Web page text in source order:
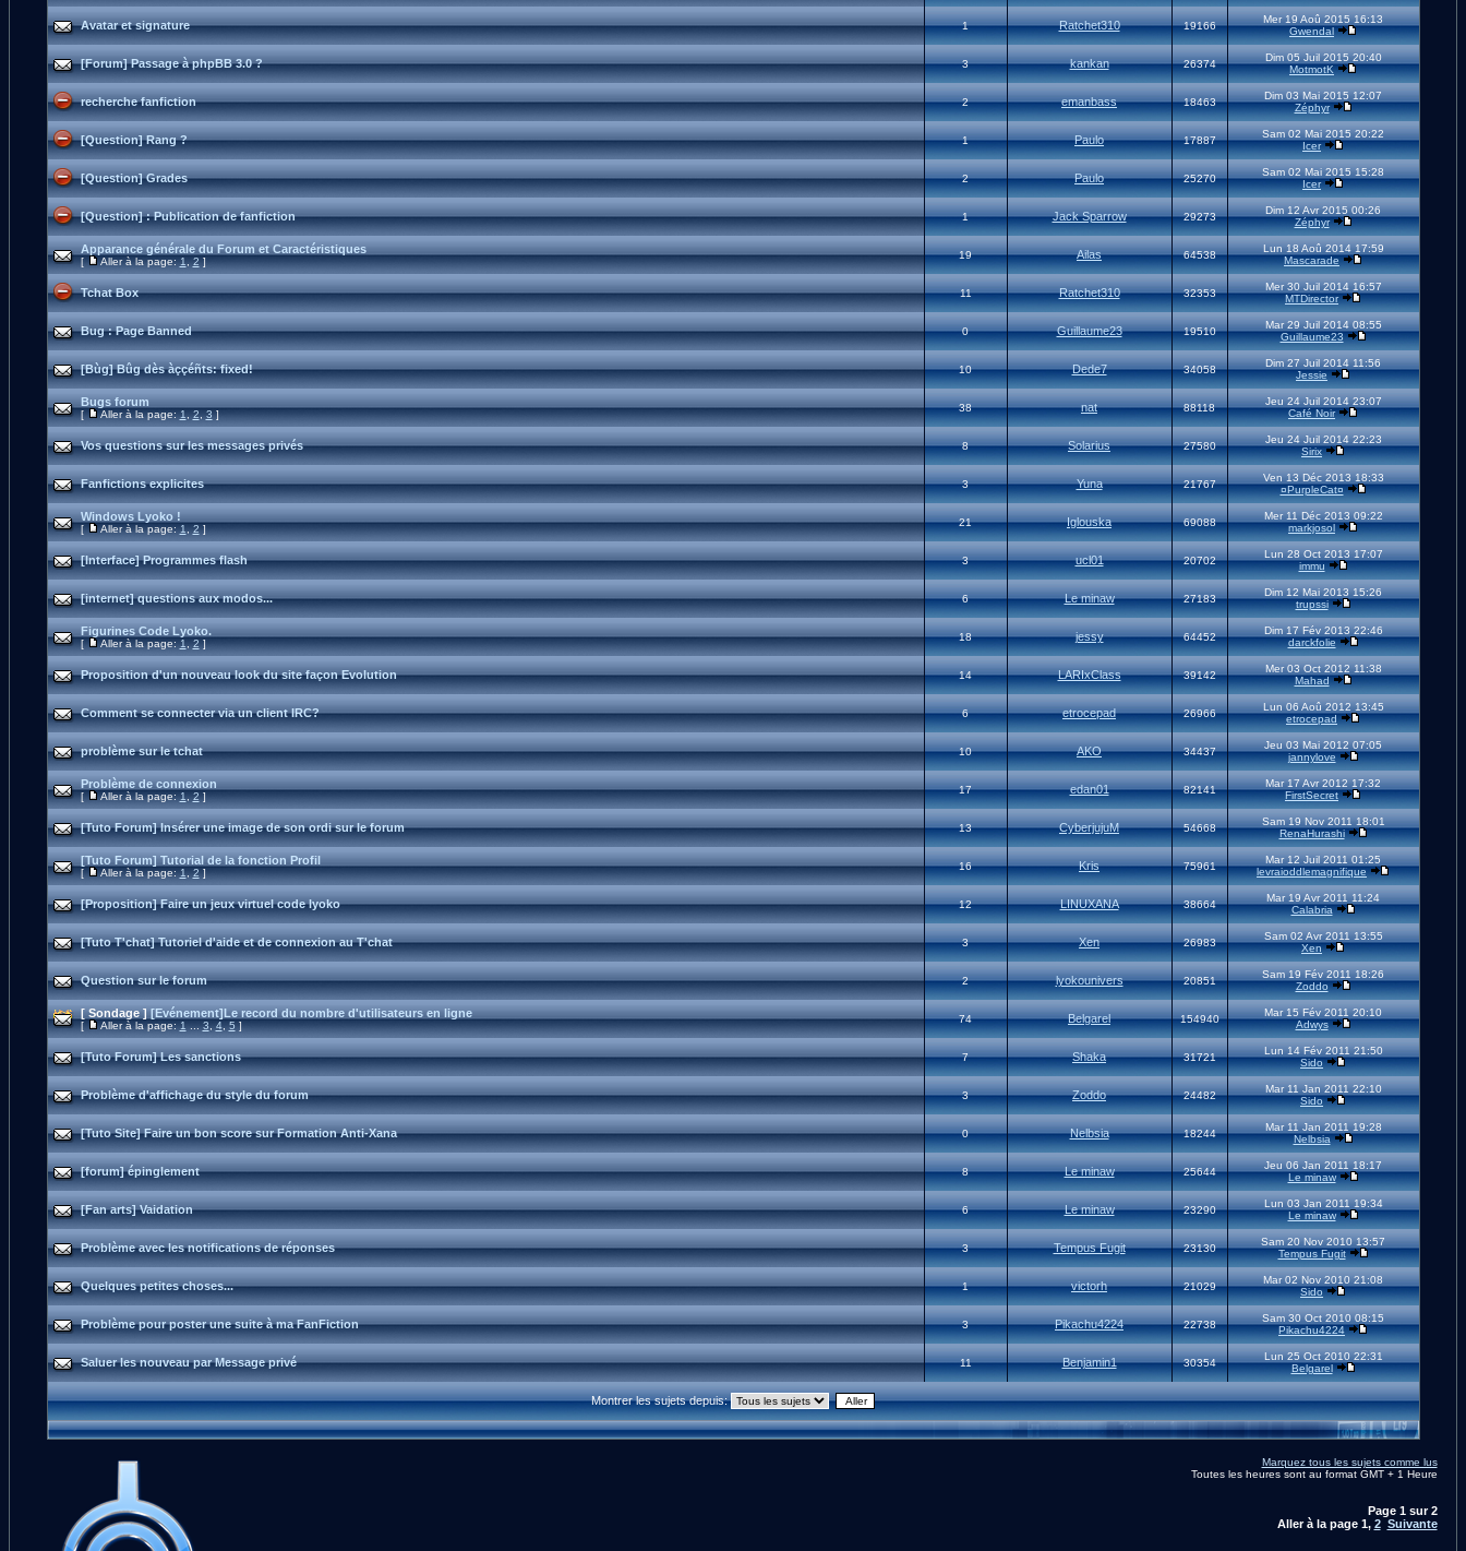
Avatar et signature 1 Ratchet310 19166
Mer 19 Aoû 2015 16:13
Gwendal
[Forum] Passage à phpBB 3.0 ? 3 kankan 26374
Dim 05 Juil 2015 20:40
MotmotK
recherche fanfiction 2 emanbass 18463
Dim 03 Mai 2015 12:07
Zéphyr
[Question] Rang ? 1 Paulo 17887
Sam 02 Mai 2015 20:22
Icer
[Question] Grades 2 Paulo 25270
Sam 02 Mai 2015 15:28
Icer
[Question] : Publication de fanfiction 1 Jack Sparrow 29273
Dim 12 Avr 2015 00:26
Zéphyr
Apparance générale du Forum et Caractéristiques
[ Aller à la page:1,2]
19 Ailas 64538
Lun 18 Aoû 2014 17:59
Mascarade
Tchat Box 11 Ratchet310 32353
Mer 30 Juil 2014 16:57
MTDirector
Bug : Page Banned 0 Guillaume23 19510
Mar 29 Juil 2014 08:55
Guillaume23
[Bùg] Bûg dès àççéñts: fixed! 10 Dede7 34058
Dim 27 Juil 2014 11:56
Jessie
Bugs forum
[ Aller à la page:1,2,3]
38 nat 88118
Jeu 24 Juil 2014 23:07
Café Noir
Vos questions sur les messages privés 8 Solarius 27580
Jeu 24 Juil 2014 22:23
Sirix
Fanfictions explicites 3 Yuna 21767
Ven 13 Déc 2013 18:33
¤PurpleCat¤
Windows Lyoko !
[ Aller à la page:1,2]
21 Iglouska 69088
Mer 11 Déc 2013 09:22
markjosol
[Interface] Programmes flash 3 ucl01 20702
Lun 28 Oct 2013 17:07
immu
[internet] questions aux modos... 6 Le minaw 27183
Dim 12 Mai 2013 15:26
trupssi
Figurines Code Lyoko.
[ Aller à la page:1,2]
18 jessy 64452
Dim 17 Fév 2013 22:46
darckfolie
Proposition d'un nouveau look du site façon Evolution 14 LARIxClass 39142
Mer 03 Oct 2012 11:38
Mahad
Comment se connecter via un client IRC? 6 etrocepad 26966
Lun 06 Aoû 2012 13:45
etrocepad
problème sur le tchat 10 AKO 34437
Jeu 03 Mai 2012 07:05
jannylove
Problème de connexion
[ Aller à la page:1,2]
17 edan01 82141
Mar 17 Avr 2012 17:32
FirstSecret
[Tuto Forum] Insérer une image de son ordi sur le forum 13 CyberjujuM 54668
Sam 19 Nov 2011 18:01
RenaHurashi
[Tuto Forum] Tutorial de la fonction Profil
[ Aller à la page:1,2]
16 Kris 75961
Mar 12 Juil 2011 01:25
levraioddlemagnifique
[Proposition] Faire un jeux virtuel code lyoko 12 LINUXANA 38664
Mar 19 Avr 2011 11:24
Calabria
[Tuto T'chat] Tutoriel d'aide et de connexion au T'chat 3 Xen 26983
Sam 02 Avr 2011 13:55
Xen
Question sur le forum 2 lyokounivers 20851
Sam 19 Fév 2011 18:26
Zoddo
[ Sondage ] [Evénement]Le record du nombre d'utilisateurs en ligne
[ Aller à la page:1...3,4,5]
74 Belgarel 154940
Mar 15 Fév 2011 20:10
Adwys
[Tuto Forum] Les sanctions 7 Shaka 31721
Lun 14 Fév 2011 21:50
Sido
Problème d'affichage du style du forum 3 Zoddo 24482
Mar 11 Jan 2011 22:10
Sido
[Tuto Site] Faire un bon score sur Formation Anti-Xana 0 Nelbsia 18244
Mar 11 Jan 2011 19:28
Nelbsia
[forum] épinglement 8 Le minaw 25644
Jeu 06 Jan 2011 18:17
Le minaw
[Fan arts] Vaidation 6 Le minaw 23290
Lun 03 Jan 2011 19:34
Le minaw
Problème avec les notifications de réponses 3 Tempus Fugit 23130
Sam 20 Nov 2010 13:57
Tempus Fugit
Quelques petites choses... 1 victorh 21029
Mar 02 Nov 2010 21:08
Sido
Problème pour poster une suite à ma FanFiction 3 Pikachu4224 22738
Sam 30 Oct 2010 08:15
Pikachu4224
Saluer les nouveau par Message privé 11 Benjamin1 30354
Lun 25 Oct 2010 22:31
Belgarel
Montrer les sujets depuis:
Marquez tous les sujets comme lus
Toutes les heures sont au format GMT + 1 Heure
Page 1sur2
Aller à la page 1, 2 Suivante